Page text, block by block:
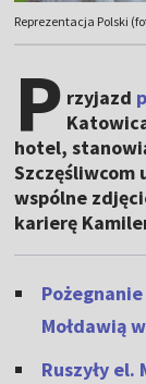
Reprezentacja Polski
P rzyjazd
hotel,
Szczęśliwcom
wspólne
karierę
Mołdawią
Ruszyły